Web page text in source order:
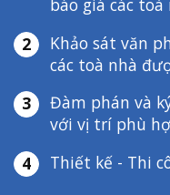
báo giá các
2
Khảo sát văn
các toà nhà
3
Đàm phán và
với vị trí phù
4
Thiết kế - Thi